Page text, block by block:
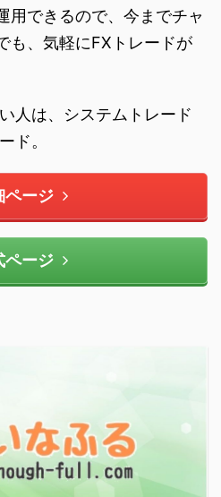
用できるので、今までチャ
も、気軽にFXトレードが
人は、システムトレード
ド。
ページ
ページ